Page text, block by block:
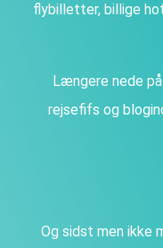
flybilletter, billige
Længere nede
rejsefifs og
Og sidst men ikke